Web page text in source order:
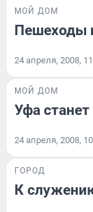
МОЙ ДОМ
Пешеходы
24 апреля, 2008,
МОЙ ДОМ
Уфа
24 апреля, 2008,
ГОРОД
К